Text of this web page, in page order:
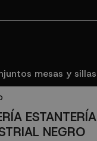
mesas y sillas
NEGRO